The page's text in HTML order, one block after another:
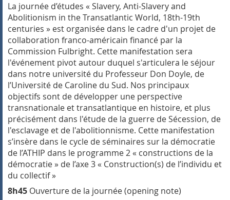
La journée d’études « Slavery, Anti-Slavery and
Abolitionism in the Transatlantic World, 18th-19th
centuries » est organisée dans le cadre d'un projet de
collaboration franco-américain financé par la
Commission Fulbright. Cette manifestation sera
l'événement pivot autour duquel s'articulera le séjour
dans notre université du Professeur Don Doyle, de
l’Université de Caroline du Sud. Nos principaux
objectifs sont de développer une perspective
transnationale et transatlantique en histoire, et plus
précisément dans l'étude de la guerre de Sécession, de
l'esclavage et de l'abolitionnisme. Cette manifestation
s’insère dans le cycle de séminaires sur la démocratie
de l’ATHIP dans le programme 2 « constructions de la
démocratie » de l’axe 3 « Construction(s) de l’individu et
du collectif »
8h45 Ouverture de la journée (opening note)